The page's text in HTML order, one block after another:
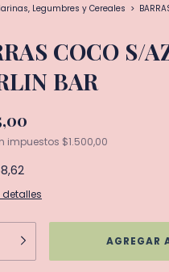
Legumbres y Cereales >
COCO S/
BAR
impuestos $1.500,00
detalles